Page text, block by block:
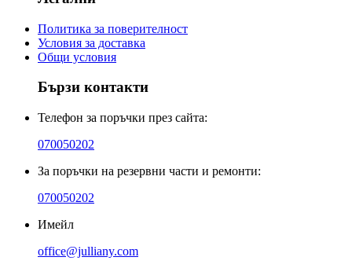
Политика за поверителност
Условия за доставка
Общи условия
Бързи контакти
Телефон за поръчки през сайта:
070050202
За поръчки на резервни части и ремонти:
070050202
Имейл
office@julliany.com